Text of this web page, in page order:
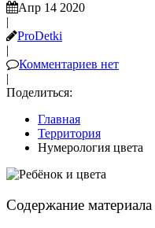
Апр 14 2020
|
ProDetki
|
Комментариев нет
|
Поделиться:
Главная
Территория
Нумерология цвета
Содержание материала